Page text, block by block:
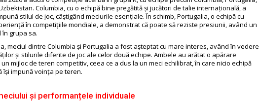
Columbia, cu o echipă bine pregătită și jucători de talie internațională, a
stilul de joc, câștigând meciurile esențiale. În schimb, Portugalia, o echipă cu
în competițiile mondiale, a demonstrat că poate să reziste presiunii, având un
grupa sa.
meciul dintre Columbia și Portugalia a fost așteptat cu mare interes, având în vedere
și stilurile diferite de joc ale celor două echipe. Ambele au arătat o apărare
mijloc de teren competitiv, ceea ce a dus la un meci echilibrat, în care nicio echipă
își impună voința pe teren.
și performanțele individuale